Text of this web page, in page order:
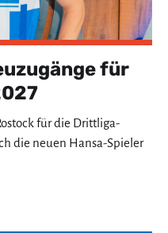
für
für die Drittliga-
die neuen Hansa-Spieler